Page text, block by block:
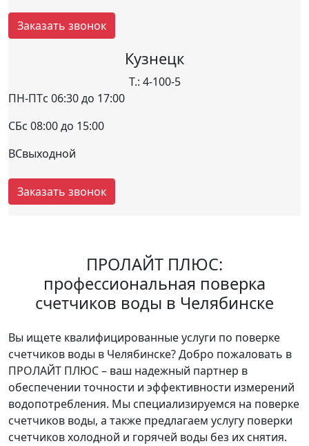
Заказать звонок
Кузнецк
Т.: 4-100-5
ПН-ПТс 06:30 до 17:00
СБс 08:00 до 15:00
ВСвыходной
Заказать звонок
ПРОЛАЙТ ПЛЮС:
профессиональная поверка
счетчиков воды в Челябинске
Вы ищете квалифицированные услуги по поверке
счетчиков воды в Челябинске? Добро пожаловать в
ПРОЛАЙТ ПЛЮС – ваш надежный партнер в
обеспечении точности и эффективности измерений
водопотребления. Мы специализируемся на поверке
счетчиков воды, а также предлагаем услугу поверки
счетчиков холодной и горячей воды без их снятия.